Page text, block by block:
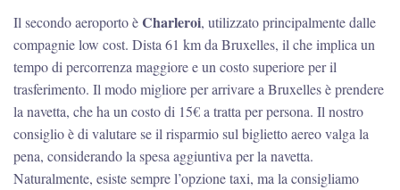
Il secondo aeroporto èCharleroi, utilizzato principalmente dalle
compagnie low cost. Dista 61 km da Bruxelles, il che implica un
tempo di percorrenza maggiore e un costo superiore per il
trasferimento. Il modo migliore per arrivare a Bruxelles è prendere
la navetta, che ha un costo di 15€ a tratta per persona. Il nostro
consiglio è di valutare se il risparmio sul biglietto aereo valga la
pena, considerando la spesa aggiuntiva per la navetta.
Naturalmente, esiste sempre l’opzione taxi, ma la consigliamo